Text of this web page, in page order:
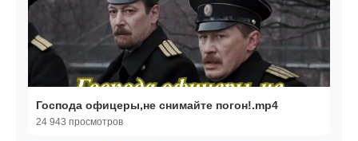
Господа офицеры,не снимайте погон!.mp4
24 943 просмотров